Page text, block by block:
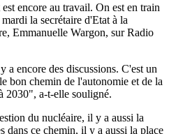
encore au travail. On est en train
la secrétaire d'Etat à la
Emmanuelle Wargon, sur Radio
a encore des discussions. C'est un
bon chemin de l'autonomie et de la
2030", a-t-elle souligné.
du nucléaire, il y a aussi la
dans ce chemin, il y a aussi la place